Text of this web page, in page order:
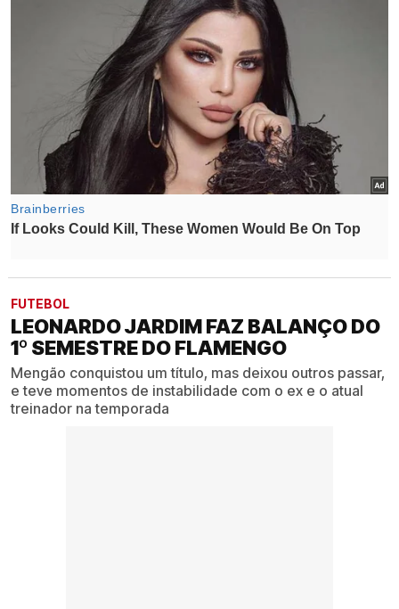
FUTEBOL
LEONARDO JARDIM FAZ BALANÇO DO
1º SEMESTRE DO FLAMENGO
Mengão conquistou um título, mas deixou outros passar,
e teve momentos de instabilidade com o ex e o atual
treinador na temporada